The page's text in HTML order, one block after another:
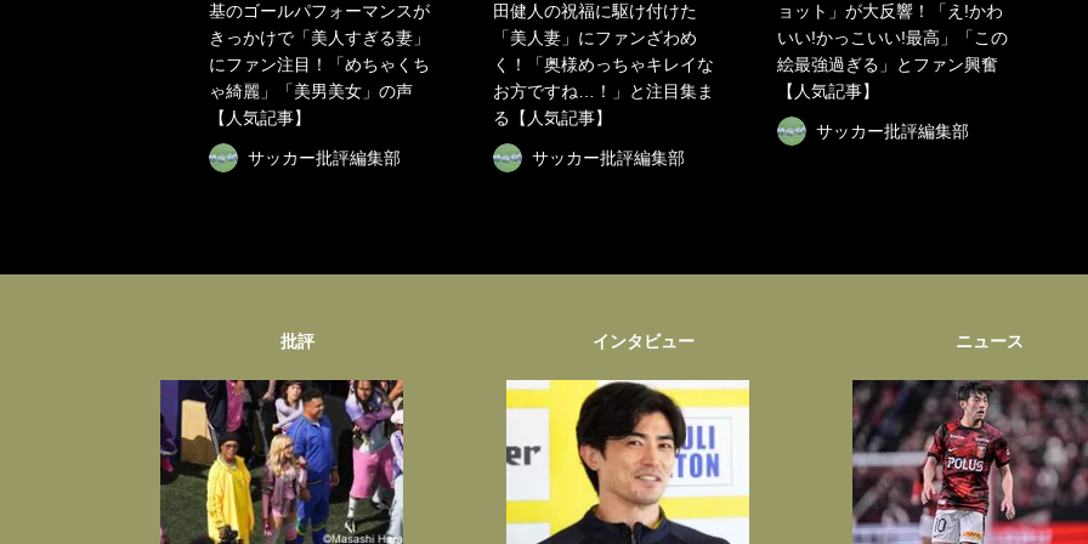
基のゴールパフォーマンスが
きっかけで「美人すぎる妻」
にファン注目！「めちゃくち
ゃ綺麗」「美男美女」の声
【人気記事】
サッカー批評編集部
田健人の祝福に駆け付けた
「美人妻」にファンざわめ
く！「奥様めっちゃキレイな
お方ですね…！」と注目集ま
る【人気記事】
サッカー批評編集部
ョット」が大反響！「え!かわ
いい!かっこいい!最高」「この
絵最強過ぎる」とファン興奮
【人気記事】
サッカー批評編集部
批評 インタビュー ニュース